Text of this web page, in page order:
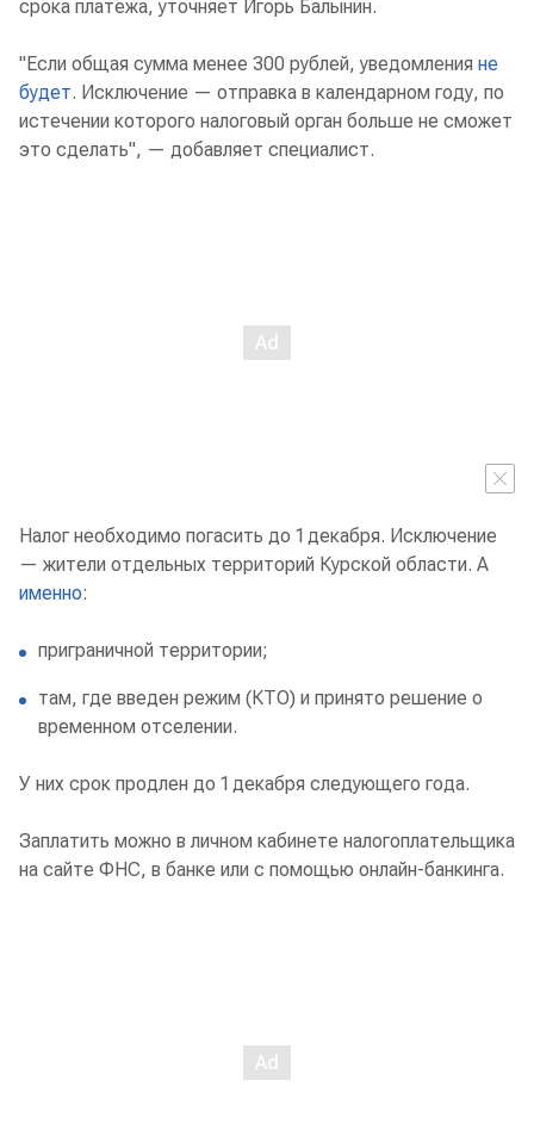
срока платежа, уточняет Игорь Балынин.
"Если общая сумма менее 300 рублей, уведомления не
будет. Исключение — отправка в календарном году, по
истечении которого налоговый орган больше не сможет
это сделать", — добавляет специалист.
Налог необходимо погасить до 1 декабря. Исключение
— жители отдельных территорий Курской области. А
именно:
приграничной территории;
там, где введен режим (КТО) и принято решение о
временном отселении.
У них срок продлен до 1 декабря следующего года.
Заплатить можно в личном кабинете налогоплательщика
на сайте ФНС, в банке или с помощью онлайн-банкинга.